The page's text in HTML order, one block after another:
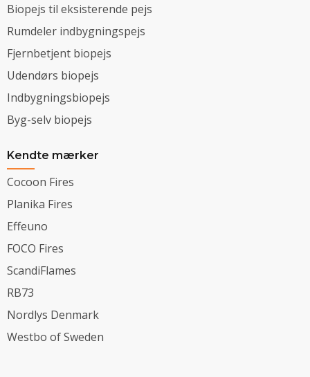
Biopejs til eksisterende pejs
Rumdeler indbygningspejs
Fjernbetjent biopejs
Udendørs biopejs
Indbygningsbiopejs
Byg-selv biopejs
Kendte mærker
Cocoon Fires
Planika Fires
Effeuno
FOCO Fires
ScandiFlames
RB73
Nordlys Denmark
Westbo of Sweden